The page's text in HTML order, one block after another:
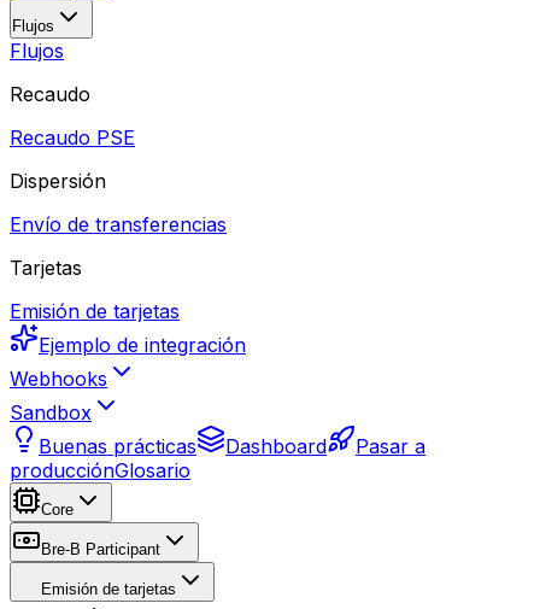
Flujos
Flujos
Recaudo
Recaudo PSE
Dispersión
Envío de transferencias
Tarjetas
Emisión de tarjetas
Ejemplo de integración
Webhooks
Sandbox
Buenas prácticas
Dashboard
Pasar a
producciónGlosario
Core
Bre-B Participant
Emisión de tarjetas